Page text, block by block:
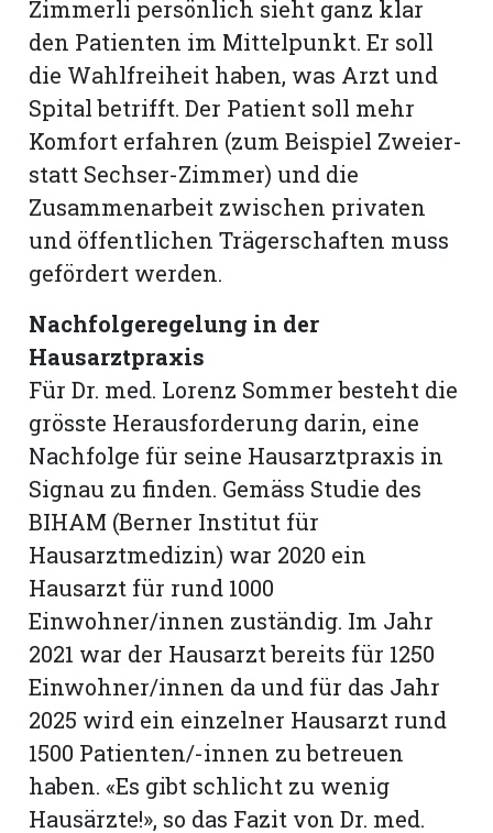
Zimmerli persönlich sieht ganz klar
den Patienten im Mittelpunkt. Er soll
die Wahlfreiheit haben, was Arzt und
Spital betrifft. Der Patient soll mehr
Komfort erfahren (zum Beispiel Zweier-
statt Sechser-Zimmer) und die
Zusammenarbeit zwischen privaten
und öffentlichen Trägerschaften muss
gefördert werden.
Nachfolgeregelung in der
Hausarztpraxis
Für Dr. med. Lorenz Sommer besteht die
grösste Herausforderung darin, eine
Nachfolge für seine Hausarztpraxis in
Signau zu finden. Gemäss Studie des
BIHAM (Berner Institut für
Hausarztmedizin) war 2020 ein
Hausarzt für rund 1000
Einwohner/innen zuständig. Im Jahr
2021 war der Hausarzt bereits für 1250
Einwohner/innen da und für das Jahr
2025 wird ein einzelner Hausarzt rund
1500 Patienten/-innen zu betreuen
haben. «Es gibt schlicht zu wenig
Hausärzte!», so das Fazit von Dr. med.